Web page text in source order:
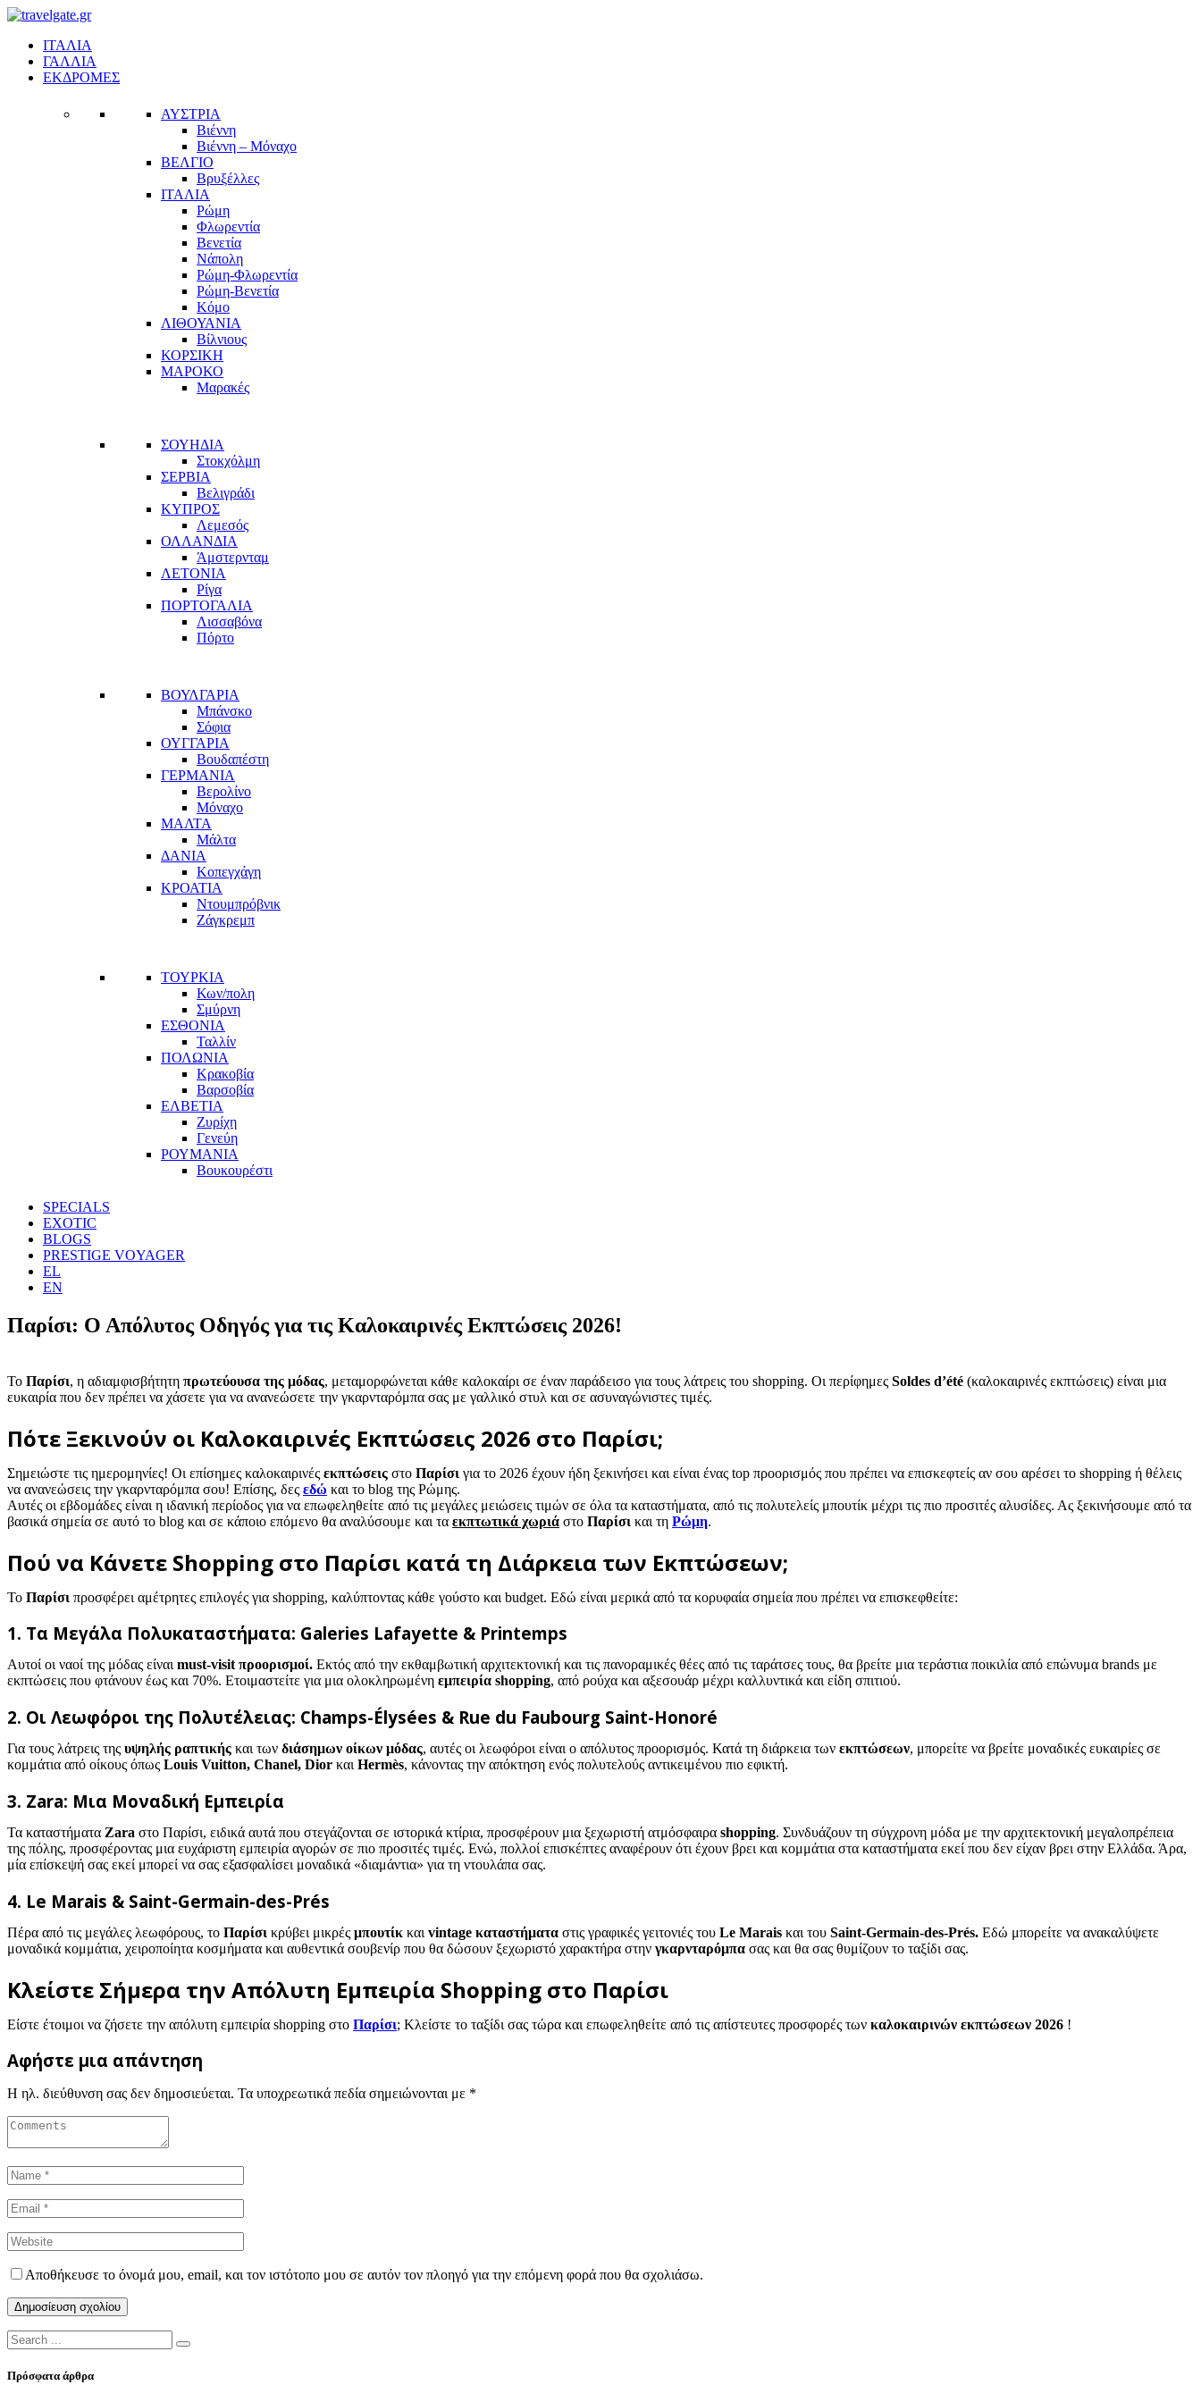
ΙΤΑΛΙΑ
ΓΑΛΛΙΑ
ΕΚΔΡΟΜΕΣ
ΑΥΣΤΡΙΑ
Βιέννη
Βιέννη – Μόναχο
ΒΕΛΓΙΟ
Βρυξέλλες
ΙΤΑΛΙΑ
Ρώμη
Φλωρεντία
Βενετία
Νάπολη
Ρώμη-Φλωρεντία
Ρώμη-Βενετία
Κόμο
ΛΙΘΟΥΑΝΙΑ
Βίλνιους
ΚΟΡΣΙΚΗ
ΜΑΡΟΚΟ
Μαρακές
ΣΟΥΗΔΙΑ
Στοκχόλμη
ΣΕΡΒΙΑ
Βελιγράδι
ΚΥΠΡΟΣ
Λεμεσός
ΟΛΛΑΝΔΙΑ
Άμστερνταμ
ΛΕΤΟΝΙΑ
Ρίγα
ΠΟΡΤΟΓΑΛΙΑ
Λισσαβόνα
Πόρτο
ΒΟΥΛΓΑΡΙΑ
Μπάνσκο
Σόφια
ΟΥΓΓΑΡΙΑ
Βουδαπέστη
ΓΕΡΜΑΝΙΑ
Βερολίνο
Μόναχο
ΜΑΛΤΑ
Μάλτα
ΔΑΝΙΑ
Κοπεγχάγη
ΚΡΟΑΤΙΑ
Ντουμπρόβνικ
Ζάγκρεμπ
ΤΟΥΡΚΙΑ
Κων/πολη
Σμύρνη
ΕΣΘΟΝΙΑ
Ταλλίν
ΠΟΛΩΝΙΑ
Κρακοβία
Βαρσοβία
ΕΛΒΕΤΙΑ
Ζυρίχη
Γενεύη
ΡΟΥΜΑΝΙΑ
Βουκουρέστι
SPECIALS
EXOTIC
BLOGS
PRESTIGE VOYAGER
EL
EN
Παρίσι: Ο Απόλυτος Οδηγός για τις Καλοκαιρινές Εκπτώσεις 2026!
Το Παρίσι, η αδιαμφισβήτητη πρωτεύουσα της μόδας, μεταμορφώνεται κάθε καλοκαίρι σε έναν παράδεισο για τους λάτρεις του shopping. Οι περίφημες Soldes d’été (καλοκαιρινές εκπτώσεις) είναι μια
ευκαιρία που δεν πρέπει να χάσετε για να ανανεώσετε την γκαρνταρόμπα σας με γαλλικό στυλ και σε ασυναγώνιστες τιμές.
Πότε Ξεκινούν οι Καλοκαιρινές Εκπτώσεις 2026 στο Παρίσι;
Σημειώστε τις ημερομηνίες! Οι επίσημες καλοκαιρινές εκπτώσεις στο Παρίσι για το 2026 έχουν ήδη ξεκινήσει και είναι ένας top προορισμός που πρέπει να επισκεφτείς αν σου αρέσει το shopping ή θέλεις
να ανανεώσεις την γκαρνταρόμπα σου! Επίσης, δες εδώ και το blog της Ρώμης.
Αυτές οι εβδομάδες είναι η ιδανική περίοδος για να επωφεληθείτε από τις μεγάλες μειώσεις τιμών σε όλα τα καταστήματα, από τις πολυτελείς μπουτίκ μέχρι τις πιο προσιτές αλυσίδες. Ας ξεκινήσουμε από τα
βασικά σημεία σε αυτό το blog και σε κάποιο επόμενο θα αναλύσουμε και τα εκπτωτικά χωριά στο Παρίσι και τη Ρώμη.
Πού να Κάνετε Shopping στο Παρίσι κατά τη Διάρκεια των Εκπτώσεων;
Το Παρίσι προσφέρει αμέτρητες επιλογές για shopping, καλύπτοντας κάθε γούστο και budget. Εδώ είναι μερικά από τα κορυφαία σημεία που πρέπει να επισκεφθείτε:
1. Τα Μεγάλα Πολυκαταστήματα: Galeries Lafayette & Printemps
Αυτοί οι ναοί της μόδας είναιmust-visit προορισμοί. Εκτός από την εκθαμβωτική αρχιτεκτονική και τις πανοραμικές θέες από τις ταράτσες τους, θα βρείτε μια τεράστια ποικιλία από επώνυμα brands με
εκπτώσεις που φτάνουν έως και 70%. Ετοιμαστείτε για μια ολοκληρωμένη εμπειρία shopping, από ρούχα και αξεσουάρ μέχρι καλλυντικά και είδη σπιτιού.
2. Οι Λεωφόροι της Πολυτέλειας: Champs-Élysées & Rue du Faubourg Saint-Honoré
Για τους λάτρεις της υψηλής ραπτικής και των διάσημων οίκων μόδας, αυτές οι λεωφόροι είναι ο απόλυτος προορισμός. Κατά τη διάρκεια των εκπτώσεων, μπορείτε να βρείτε μοναδικές ευκαιρίες σε
κομμάτια από οίκους όπως Louis Vuitton, Chanel, Dior και Hermès, κάνοντας την απόκτηση ενός πολυτελούς αντικειμένου πιο εφικτή.
3. Zara: Μια Μοναδική Εμπειρία
Τα καταστήματα Zara στο Παρίσι, ειδικά αυτά που στεγάζονται σε ιστορικά κτίρια, προσφέρουν μια ξεχωριστή ατμόσφαιρα shopping. Συνδυάζουν τη σύγχρονη μόδα με την αρχιτεκτονική μεγαλοπρέπεια
της πόλης, προσφέροντας μια ευχάριστη εμπειρία αγορών σε πιο προσιτές τιμές. Ενώ, πολλοί επισκέπτες αναφέρουν ότι έχουν βρει και κομμάτια στα καταστήματα εκεί που δεν είχαν βρει στην Ελλάδα. Άρα,
μία επίσκεψή σας εκεί μπορεί να σας εξασφαλίσει μοναδικά «διαμάντια» για τη ντουλάπα σας.
4. Le Marais & Saint-Germain-des-Prés
Πέρα από τις μεγάλες λεωφόρους, το Παρίσι κρύβει μικρές μπουτίκ και vintage καταστήματα στις γραφικές γειτονιές του Le Marais και του Saint-Germain-des-Prés. Εδώ μπορείτε να ανακαλύψετε
μοναδικά κομμάτια, χειροποίητα κοσμήματα και αυθεντικά σουβενίρ που θα δώσουν ξεχωριστό χαρακτήρα στην γκαρνταρόμπα σας και θα σας θυμίζουν το ταξίδι σας.
Κλείστε Σήμερα την Απόλυτη Εμπειρία Shopping στο Παρίσι
Είστε έτοιμοι να ζήσετε την απόλυτη εμπειρία shopping στο Παρίσι; Κλείστε το ταξίδι σας τώρα και επωφεληθείτε από τις απίστευτες προσφορές των καλοκαιρινών εκπτώσεων 2026 !
Αφήστε μια απάντηση
Η ηλ. διεύθυνση σας δεν δημοσιεύεται. Τα υποχρεωτικά πεδία σημειώνονται με *
Αποθήκευσε το όνομά μου, email, και τον ιστότοπο μου σε αυτόν τον πλοηγό για την επόμενη φορά που θα σχολιάσω.
Πρόσφατα άρθρα